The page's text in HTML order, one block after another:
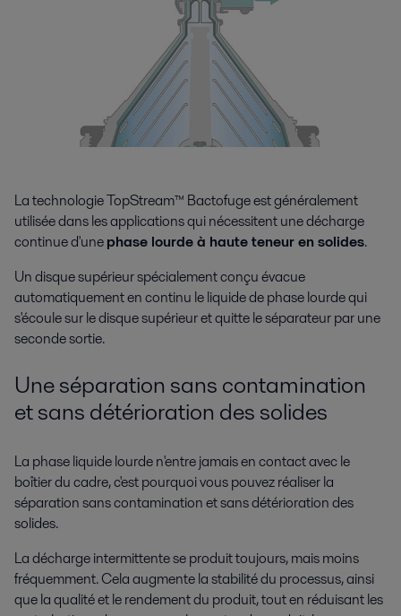
La technologie TopStream™ Bactofuge est généralement
utilisée dans les applications qui nécessitent une décharge
continue d'unephase lourde à haute teneur en solides.
Un disque supérieur spécialement conçu évacue
automatiquement en continu le liquide de phase lourde qui
s'écoule sur le disque supérieur et quitte le séparateur par une
seconde sortie.
Une séparation sans contamination
et sans détérioration des solides
La phase liquide lourde n'entre jamais en contact avec le
boîtier du cadre, c'est pourquoi vous pouvez réaliser la
séparation sans contamination et sans détérioration des
solides.
La décharge intermittente se produit toujours, mais moins
fréquemment. Cela augmente la stabilité du processus, ainsi
que la qualité et le rendement du produit, tout en réduisant les